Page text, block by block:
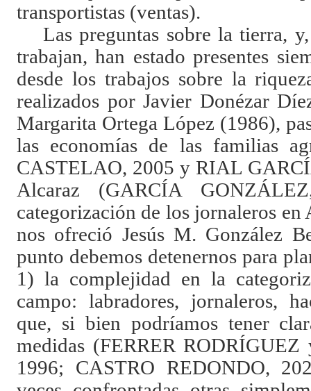
transportistas (ventas).
Las preguntas sobre la tierra,
trabajan, han estado presentes
desde los trabajos sobre la
realizados por Javier Donézar
Margarita Ortega López (1986),
las economías de las familias
CASTELAO, 2005 y RIAL
Alcaraz (GARCÍA
categorización de los jornaleros
nos ofreció Jesús M. González
punto debemos detenernos para
1) la complejidad en la
campo: labradores, jornaleros,
que, si bien podríamos tener
medidas (FERRER
1996; CASTRO REDONDO,